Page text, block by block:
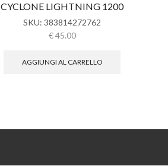
CYCLONE LIGHTNING 1200
SKU:383814272762
€45.00
AGGIUNGI AL CARRELLO